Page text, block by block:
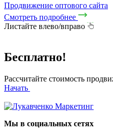
Продвижение оптового сайта
Смотреть подробнее
Листайте влево/вправо
Бесплатно!
Рассчитайте стоимость
Начать
Мы в социальных сетях